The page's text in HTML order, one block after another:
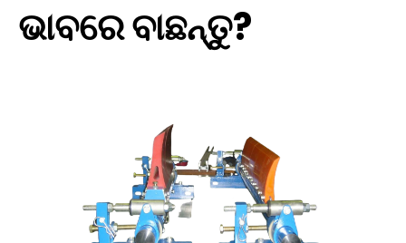
ଭାବରେ ବାଛନ୍ତୁ?